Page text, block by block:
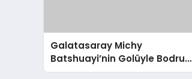
Galatasaray Michy
Batshuayi’nin Golüyle Bodrum
FK’yı 1-0 Mağlup Etti